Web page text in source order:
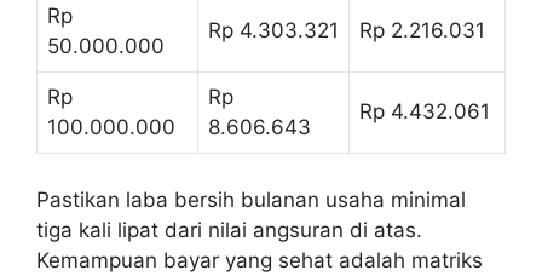
Rp
50.000.000
Rp 4.303.321 Rp 2.216.031
Rp
100.000.000
Rp
8.606.643
Rp 4.432.061
Pastikan laba bersih bulanan usaha minimal
tiga kali lipat dari nilai angsuran di atas.
Kemampuan bayar yang sehat adalah matriks